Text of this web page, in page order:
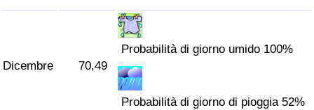
Dicembre 70,49
Probabilità di giorno umido 100%
Probabilità di giorno di pioggia 52%